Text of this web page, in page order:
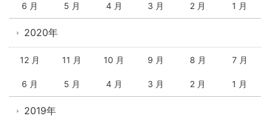
6 月 5 月 4 月 3 月 2 月 1 月
2020年
12 月 11 月 10 月 9 月 8 月 7 月
6 月 5 月 4 月 3 月 2 月 1 月
2019年